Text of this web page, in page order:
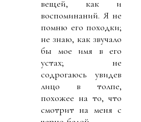
вещей, как и
воспоминаний. Я не
помню его походки;
не знаю, как звучало
бы мое имя в его
устах; не
содрогаюсь увидев
лицо в толпе,
похожее на то, что
смотрит на меня с